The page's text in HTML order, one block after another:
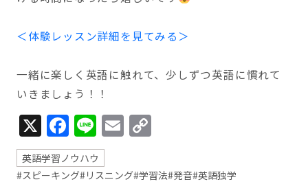
＜体験レッスン詳細を見てみる＞
一緒に楽しく英語に触れて、少しずつ英語に慣れて
いきましょう！！
X Facebook
LineEmail
英語学習ノウハウ
#スピーキング#リスニング#学習法#発音#英語独学